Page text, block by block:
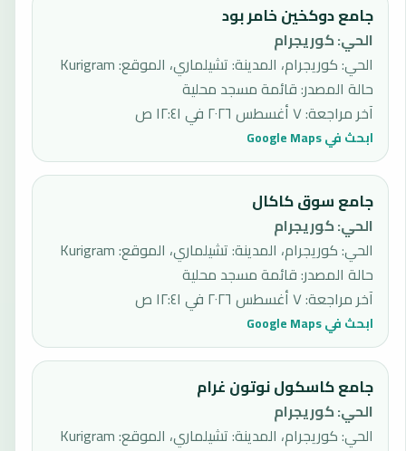
جامع دوكخين خامر بود
الحي:كوريجرام
الحي: كوريجرام، المدينة: تشيلماري، الموقع: Kurigram
حالة المصدر:قائمة مسجد محلية
آخر مراجعة:٧ أغسطس ٢٠٢٦ في ١٢:٤١ ص
ابحث في Google Maps
جامع سوق كاكال
الحي:كوريجرام
الحي: كوريجرام، المدينة: تشيلماري، الموقع: Kurigram
حالة المصدر:قائمة مسجد محلية
آخر مراجعة:٧ أغسطس ٢٠٢٦ في ١٢:٤١ ص
ابحث في Google Maps
جامع كاسكول نوتون غرام
الحي:كوريجرام
الحي: كوريجرام، المدينة: تشيلماري، الموقع: Kurigram